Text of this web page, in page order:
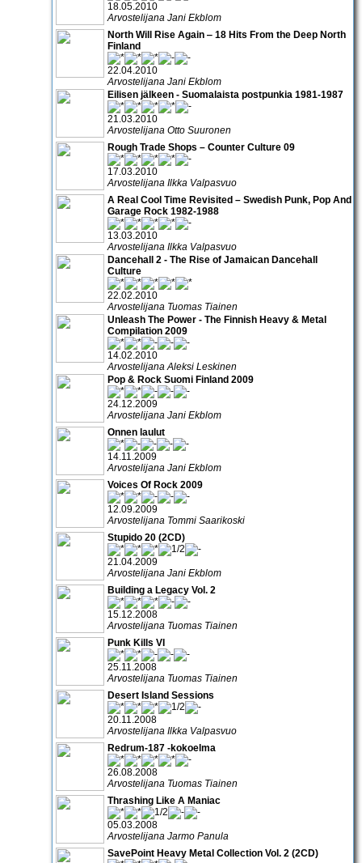
18.05.2010
Arvostelijana Jani Ekblom
North Will Rise Again ‒ 18 Hits From the Deep North
Finland
22.04.2010
Arvostelijana Jani Ekblom
Eilisen jälkeen - Suomalaista postpunkia 1981-1987
21.03.2010
Arvostelijana Otto Suuronen
Rough Trade Shops – Counter Culture 09
17.03.2010
Arvostelijana Ilkka Valpasvuo
A Real Cool Time Revisited – Swedish Punk, Pop And
Garage Rock 1982-1988
13.03.2010
Arvostelijana Ilkka Valpasvuo
Dancehall 2 - The Rise of Jamaican Dancehall
Culture
22.02.2010
Arvostelijana Tuomas Tiainen
Unleash The Power - The Finnish Heavy & Metal
Compilation 2009
14.02.2010
Arvostelijana Aleksi Leskinen
Pop & Rock Suomi Finland 2009
24.12.2009
Arvostelijana Jani Ekblom
Onnen laulut
14.11.2009
Arvostelijana Jani Ekblom
Voices Of Rock 2009
12.09.2009
Arvostelijana Tommi Saarikoski
Stupido 20 (2CD)
21.04.2009
Arvostelijana Jani Ekblom
Building a Legacy Vol. 2
15.12.2008
Arvostelijana Tuomas Tiainen
Punk Kills VI
25.11.2008
Arvostelijana Tuomas Tiainen
Desert Island Sessions
20.11.2008
Arvostelijana Ilkka Valpasvuo
Redrum-187 -kokoelma
26.08.2008
Arvostelijana Tuomas Tiainen
Thrashing Like A Maniac
05.03.2008
Arvostelijana Jarmo Panula
SavePoint Heavy Metal Collection Vol. 2 (2CD)